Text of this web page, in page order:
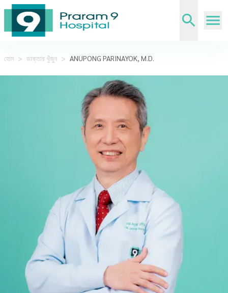
হোম > ডাক্তার খুঁজুন > ANUPONG PARINAYOK, M.D.